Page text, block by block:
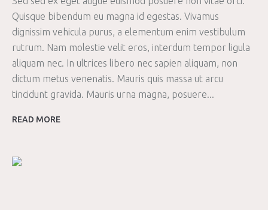
Quisque bibendum eu magna id egestas. Vivamus
dignissim vehicula purus, a elementum enim vestibulum
rutrum. Nam molestie velit eros, interdum tempor ligula
aliquam nec. In ultrices libero nec sapien aliquam, non
dictum metus venenatis. Mauris quis massa ut arcu
tincidunt gravida. Mauris urna magna, posuere...
READ MORE